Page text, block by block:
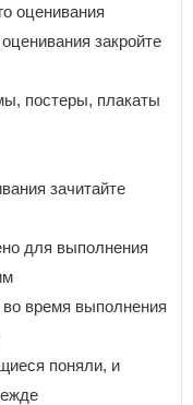
оценивания
закройте
постеры, плакаты
зачитайте
для выполнения
во время выполнения
поняли, и